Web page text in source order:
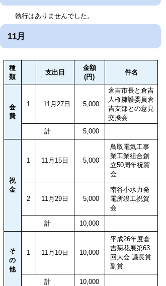
執行はありませんでした。
11月
種
類
支出日
金額
(円)
件名
会
費
1 11月27日 5,000
倉吉市長と倉吉
人権擁護委員倉
吉支部との意見
交換会
計
5,000
祝
金
1 11月15日 5,000
鳥取電気工事
業工業組合創
立50周年祝賀
会
2 11月29日 5,000
南谷小水力発
電所竣工祝賀
会
計 10,000
そ
の
他
1 11月10日 10,000
平成26年度倉
吉菊花展第63
回大会 議長賞
副賞
計 10,000